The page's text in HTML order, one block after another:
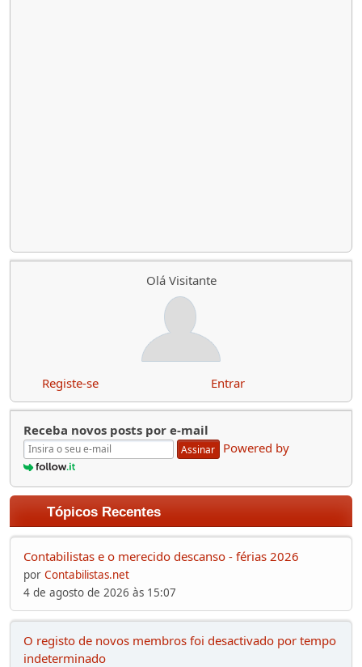
Olá Visitante
Registe-se Entrar
Receba novos posts por e-mail
Assinar Powered by
Tópicos Recentes
Contabilistas e o merecido descanso - férias 2026
por Contabilistas.net
4 de agosto de 2026 às 15:07
O registo de novos membros foi desactivado por tempo
indeterminado